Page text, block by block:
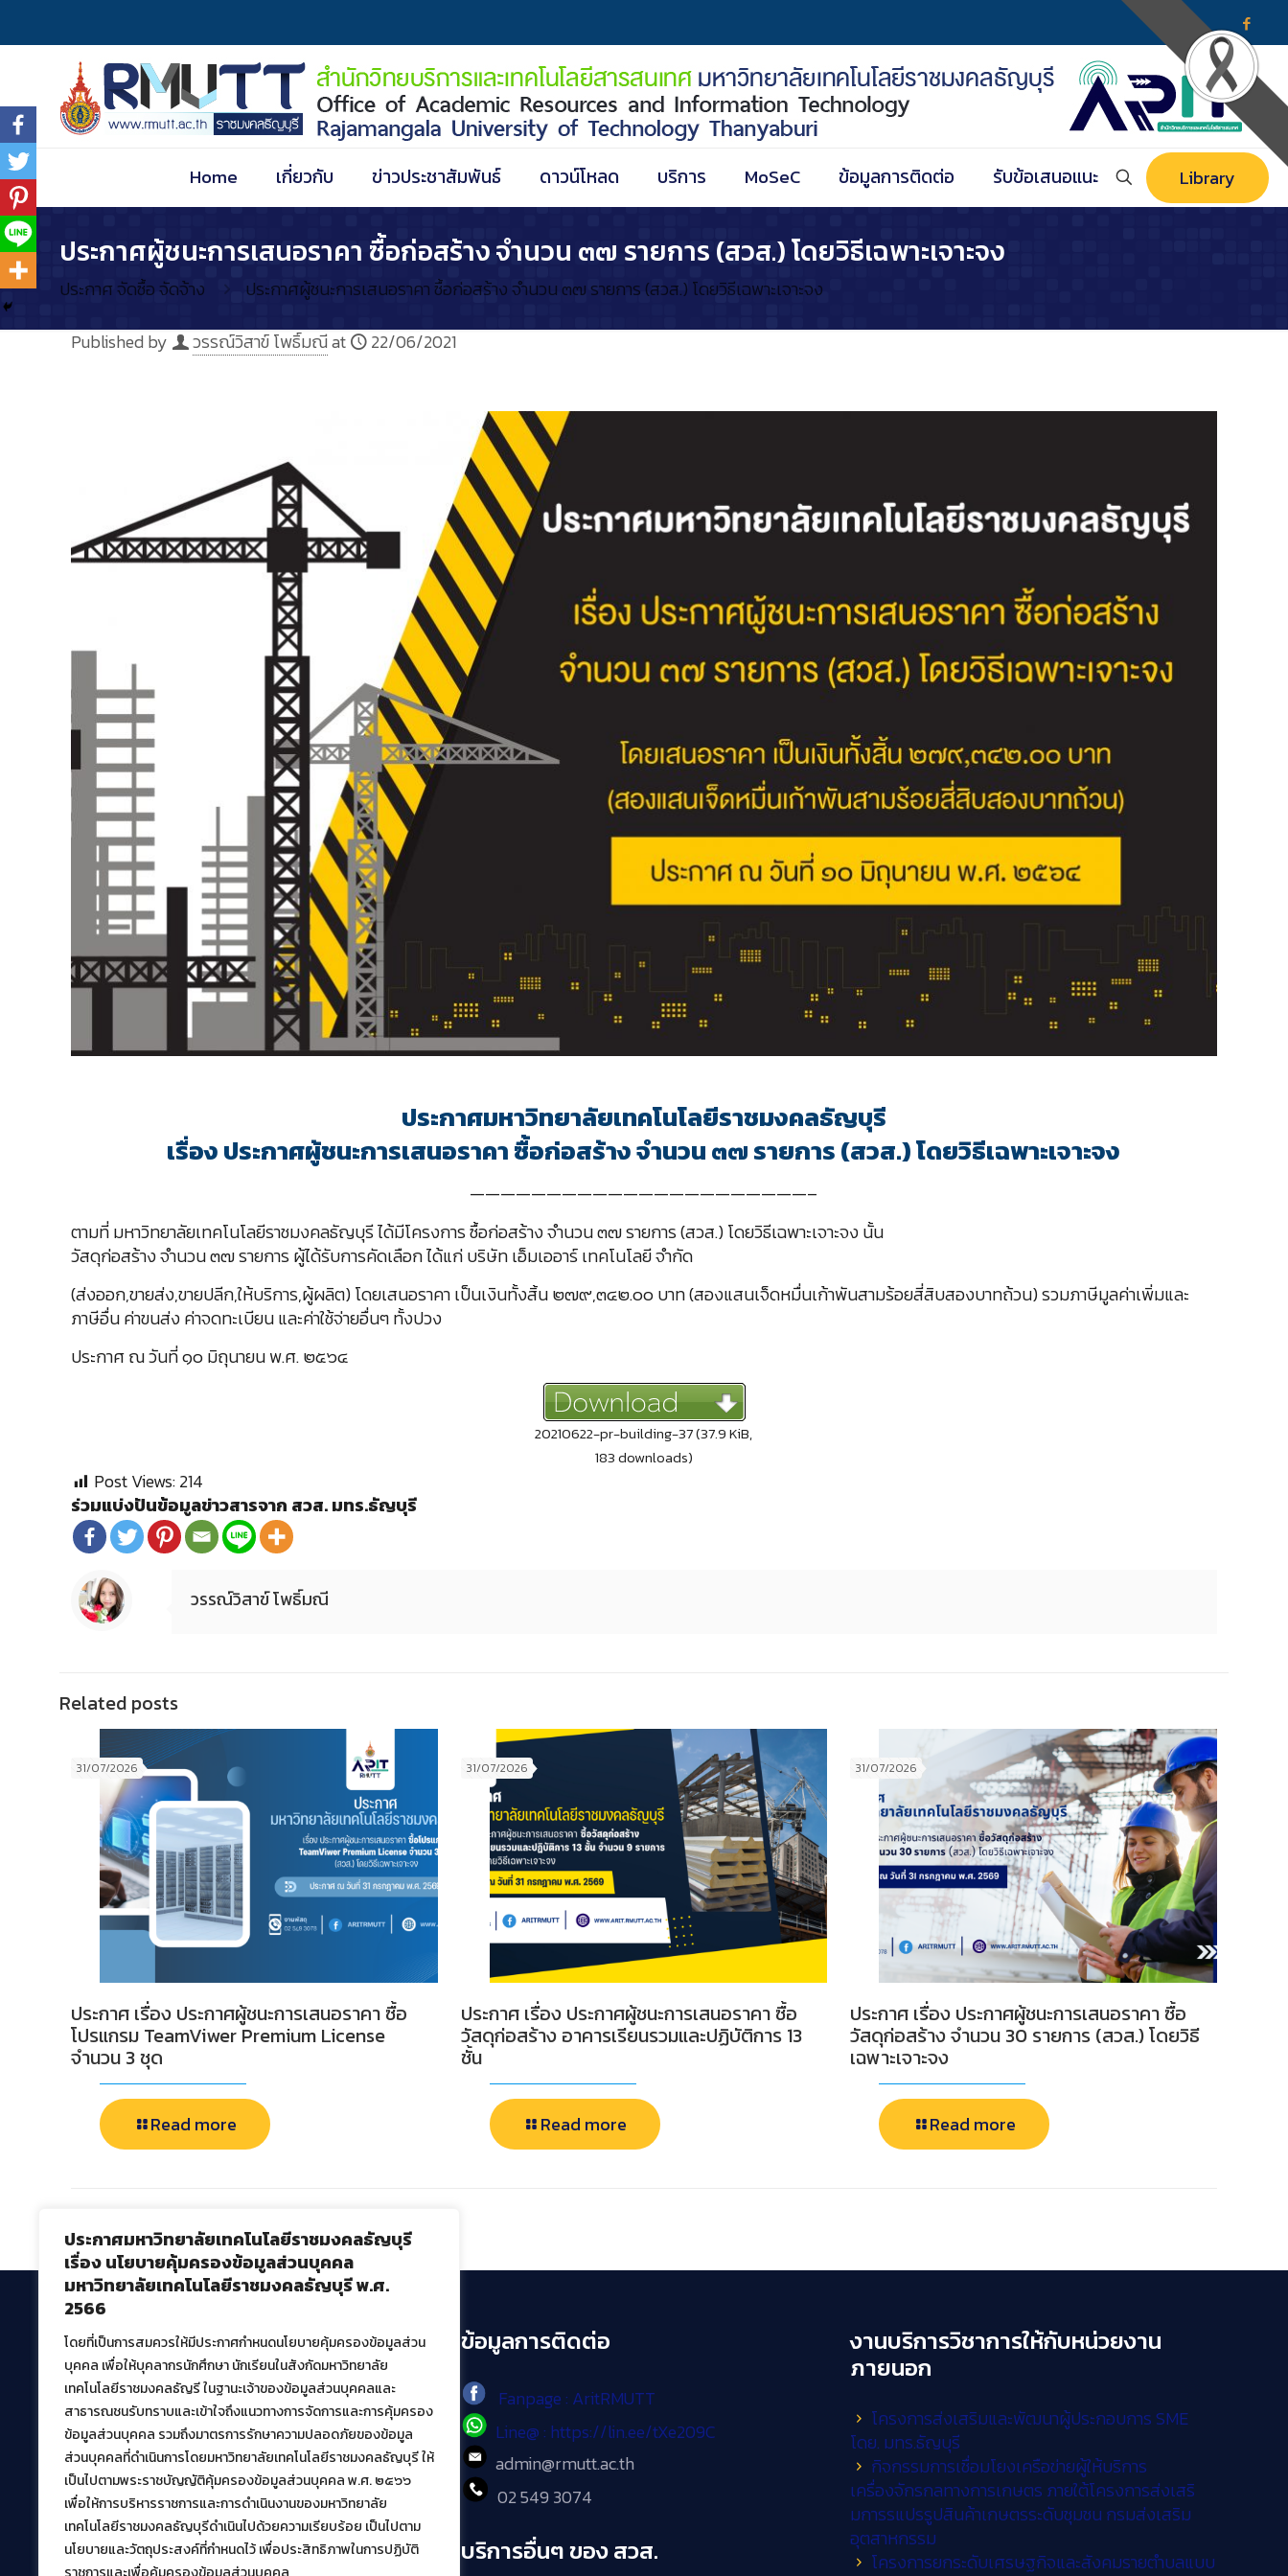
ประกาศมหาวิทยาลัยเทคโนโลยีราชมงคลธัญบุรี
เรื่อง นโยบายคุ้มครองข้อมูลส่วนบุคคล
มหาวิทยาลัยเทคโนโลยีราชมงคลธัญบุรี พ.ศ.
2566
โดยที่เป็นการสมควรให้มีประกาศกำหนดนโยบายคุ้มครองข้อมูลส่วน
บุคคล เพื่อให้บุคลากรนักศึกษา นักเรียนในสังกัดมหาวิทยาลัย
เทคโนโลยีราชมงคลธัญรี ในฐานะเจ้าของข้อมูลส่วนบุคคลและ
สาธารณชนรับทราบและเข้าใจถึงแนวทางการจัดการและการคุ้มครอง
ข้อมูลส่วนบุคคล รวมถึงมาตรการรักษาความปลอดภัยของข้อมูล
ส่วนบุคคลที่ดำเนินการโดยมหาวิทยาลัยเทคโนโลยีราชมงคลธัญบุรี ให้
เป็นไปตามพระราชบัญญัติคุ้มครองข้อมูลส่วนบุคคล พ.ศ. ๒๕๖๖
เพื่อให้การบริหารราชการและการดำเนินงานของมหาวิทยาลัย
เทคโนโลยีราชมงคลธัญบุรีดำเนินไปด้วยความเรียบร้อย เป็นไปตาม
นโยบายและวัตถุประสงค์ที่กำหนดไว้ เพื่อประสิทธิภาพในการปฏิบัติ
Home เกี่ยวกับ ข่าวประชาสัมพันธ์ ดาวน์โหลด บริการ MoSeC ข้อมูลการติดต่อ รับข้อเสนอแนะ Library
ประกาศผู้ชนะการเสนอราคา ซื้อก่อสร้าง จำนวน ๓๗ รายการ (สวส.) โดยวิธีเฉพาะเจาะจง
ประกาศ จัดซื้อ จัดจ้าง ประกาศผู้ชนะการเสนอราคา ซื้อก่อสร้าง จำนวน ๓๗ รายการ (สวส.) โดยวิธีเฉพาะเจาะจง
Published by วรรณ์วิสาข์ โพธิ์มณีat 22/06/2021
ประกาศมหาวิทยาลัยเทคโนโลยีราชมงคลธัญบุรี
เรื่อง ประกาศผู้ชนะการเสนอราคา ซื้อก่อสร้าง จำนวน ๓๗ รายการ (สวส.) โดยวิธีเฉพาะเจาะจง
——————————————————————–
ตามที่ มหาวิทยาลัยเทคโนโลยีราชมงคลธัญบุรี ได้มีโครงการ ซื้อก่อสร้าง จำนวน ๓๗ รายการ (สวส.) โดยวิธีเฉพาะเจาะจง นั้น
วัสดุก่อสร้าง จำนวน ๓๗ รายการ ผู้ได้รับการคัดเลือก ได้แก่ บริษัท เอ็มเออาร์ เทคโนโลยี จำกัด
(ส่งออก,ขายส่ง,ขายปลีก,ให้บริการ,ผู้ผลิต) โดยเสนอราคา เป็นเงินทั้งสิ้น ๒๗๙,๓๔๒.๐๐ บาท (สองแสนเจ็ดหมื่นเก้าพันสามร้อยสี่สิบสองบาทถ้วน) รวมภาษีมูลค่าเพิ่มและ
ภาษีอื่น ค่าขนส่ง ค่าจดทะเบียน และค่าใช้จ่ายอื่นๆ ทั้งปวง
ประกาศ ณ วันที่ ๑๐ มิถุนายน พ.ศ. ๒๕๖๔
20210622-pr-building-37 (37.9 KiB,
183 downloads)
Post Views:214
ร่วมแบ่งปันข้อมูลข่าวสารจาก สวส. มทร.ธัญบุรี
วรรณ์วิสาข์ โพธิ์มณี
Related posts
31/07/2026
ประกาศ เรื่อง ประกาศผู้ชนะการเสนอราคา ซื้อ
โปรแกรม TeamViwer Premium License
จำนวน 3 ชุด
Read more
31/07/2026
ประกาศ เรื่อง ประกาศผู้ชนะการเสนอราคา ซื้อ
วัสดุก่อสร้าง อาคารเรียนรวมและปฏิบัติการ 13
ชั้น
Read more
31/07/2026
ประกาศ เรื่อง ประกาศผู้ชนะการเสนอราคา ซื้อ
วัสดุก่อสร้าง จำนวน 30 รายการ (สวส.) โดยวิธี
เฉพาะเจาะจง
Read more
สำนักวิทยบริการและเทคโนโลยีสารสนเทศ
มหาวิทยาลัยเทคโนโลยีราชมงคลธัญบุรี
39 หมู่ที่ 1 ตำบลคลองหก อำเภอคลองหลวง จังหวัด
ปทุมธานี 12120
เผยแพร่ข้อมูลโดย.บุคลากร สวส.
สร้างและพัฒนาโดย.
ฝ่ายพัฒนาและเผยแพร่ข้อมูลเว็บไซต์
ข้อมูลการติดต่อ
Fanpage : AritRMUTT
Line@ : https://lin.ee/tXe209C
admin@rmutt.ac.th
02 549 3074
บริการอื่นๆ ของ สวส.
งานบริการวิชาการให้กับหน่วยงาน
ภายนอก
โครงการส่งเสริมและพัฒนาผู้ประกอบการ SME
โดย. มทร.ธัญบุรี
กิจกรรมการเชื่อมโยงเครือข่ายผู้ให้บริการ
เครื่องจักรกลทางการเกษตร ภายใต้โครงการส่งเสริ
มการรแปรรูปสินค้าเกษตรระดับชุมชน กรมส่งเสริม
อุตสาหกรรม
โครงการยกระดับเศรษฐกิจและสังคมรายตำบลแบบ